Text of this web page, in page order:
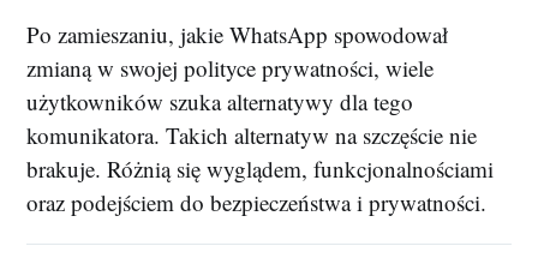
Po zamieszaniu, jakie WhatsApp spowodował
zmianą w swojej polityce prywatności, wiele
użytkowników szuka alternatywy dla tego
komunikatora. Takich alternatyw na szczęście nie
brakuje. Różnią się wyglądem, funkcjonalnościami
oraz podejściem do bezpieczeństwa i prywatności.